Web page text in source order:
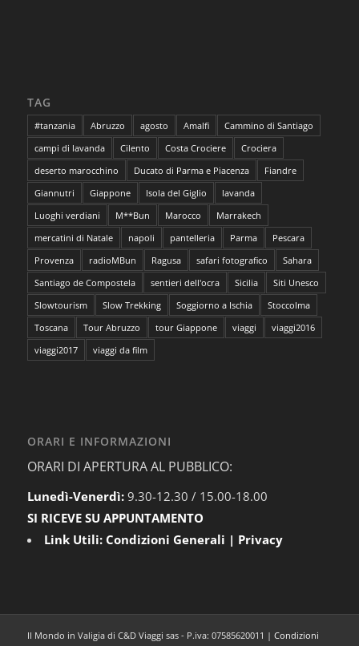
TAG
#tanzania Abruzzo agosto Amalfi
Cammino di Santiago
campi di lavanda
Cilento Costa Crociere
Crociera
deserto marocchino
Ducato di Parma e Piacenza
Fiandre
Giannutri
Giappone Isola del Giglio
lavanda
Luoghi verdiani
M**Bun Marocco
Marrakech
mercatini di Natale
napoli pantelleria Parma
Pescara
Provenza
radioMBun Ragusa safari fotografico
Sahara
Santiago de Compostela
sentieri dell'ocra Sicilia
Siti Unesco
Slowtourism
Slow Trekking Soggiorno a Ischia
Stoccolma
Toscana
Tour Abruzzo tour Giappone viaggi
viaggi2016
viaggi2017
viaggi da film
ORARI E INFORMAZIONI
ORARI DI APERTURA AL PUBBLICO:
Lunedì-Venerdì: 9.30-12.30 / 15.00-18.00
SI RICEVE SU APPUNTAMENTO
Link Utili: Condizioni Generali | Privacy
Il Mondo in Valigia di C&D Viaggi sas - P.iva: 07585620011 | Condizioni